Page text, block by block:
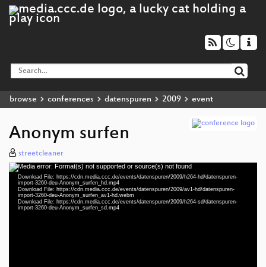
browse conferences datenspuren 2009 event
Anonym surfen
streetcleaner
Video
Player
Media error: Format(s) not supported or source(s) not found
Download File: https://cdn.media.ccc.de/events/datenspuren/2009/h264-hd/datenspuren-
import-3260-deu-Anonym_surfen_hd.mp4
Download File: https://cdn.media.ccc.de/events/datenspuren/2009/av1-hd/datenspuren-
import-3260-deu-Anonym_surfen_av1-hd.webm
Download File: https://cdn.media.ccc.de/events/datenspuren/2009/h264-sd/datenspuren-
import-3260-deu-Anonym_surfen_sd.mp4